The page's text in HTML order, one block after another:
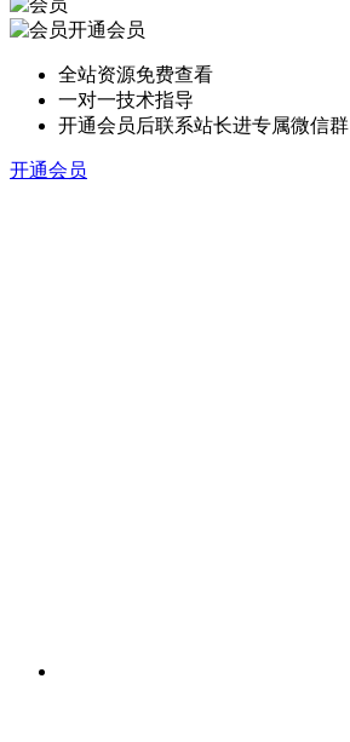
开通会员
全站资源免费查看
一对一技术指导
开通会员后联系站长进专属微信群
开通会员